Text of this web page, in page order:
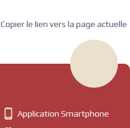
Copier le lien vers la page actuelle
 Application Smartphone